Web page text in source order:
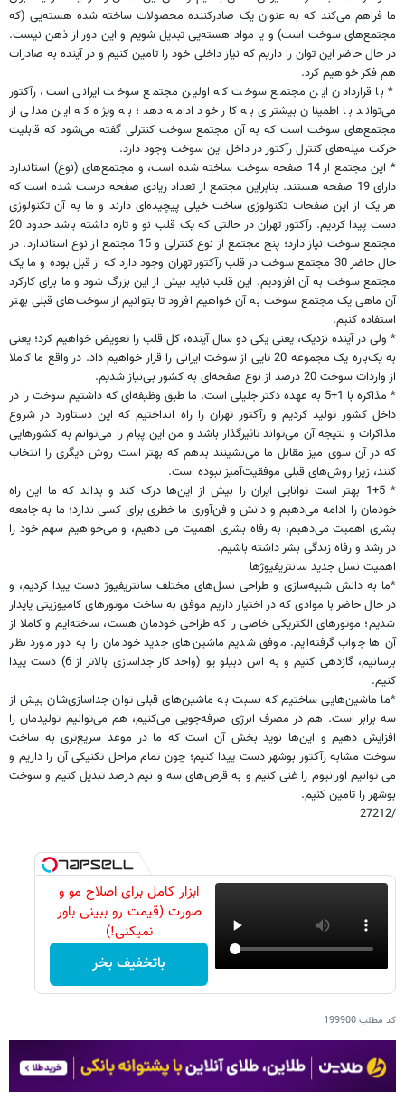
ما فراهم می‌کند که به عنوان یک صادرکننده محصولات ساخته شده هسته‌یی (که
مجتمع‌های سوخت است) و یا مواد هسته‌یی تبدیل شویم و این دور از ذهن نیست.
در حال حاضر این توان را داریم که نیاز داخلی خود را تامین کنیم و در آینده به صادرات
هم فکر خواهیم کرد.
* با قراردادن این مجتمع سوخت که اولین مجتمع سوخت ایرانی است، رآکتور
می‌تواند با اطمینان بیشتری به کار خود ادامه دهد؛ به ویژه که این مدلی از
مجتمع‌های سوخت است که به آن مجتمع سوخت کنترلی گفته می‌شود که قابلیت
حرکت میله‌های کنترل رآکتور در داخل این سوخت وجود دارد.
* این مجتمع از 14 صفحه سوخت ساخته شده است، و مجتمع‌های (نوع) استاندارد
دارای 19 صفحه هستند. بنابراین مجتمع از تعداد زیادی صفحه درست شده است که
هر یک از این صفحات تکنولوژی ساخت خیلی پیچیده‌ای دارند و ما به آن تکنولوژی
دست پیدا کردیم. رآکتور تهران در حالتی که یک قلب نو و تازه داشته باشد حدود 20
مجتمع سوخت نیاز دارد؛ پنج مجتمع از نوع کنترلی و 15 مجتمع از نوع استاندارد. در
حال حاضر 30 مجتمع سوخت در قلب رآکتور تهران وجود دارد که از قبل بوده و ما یک
مجتمع سوخت به آن افزودیم. این قلب نباید بیش از این بزرگ شود و ما برای کارکرد
آن ماهی یک مجتمع سوخت به آن خواهیم افزود تا بتوانیم از سوخت‌های قبلی بهتر
استفاده کنیم.
* ولی در آینده نزدیک، یعنی یکی دو سال آینده، کل قلب را تعویض خواهیم کرد؛ یعنی
به یک‌باره یک مجموعه 20 تایی از سوخت ایرانی را قرار خواهیم داد. در واقع ما کاملا
از واردات سوخت 20 درصد از نوع صفحه‌ای به کشور بی‌نیاز شدیم.
* مذاکره با 1+5 به عهده دکتر جلیلی است. ما طبق وظیفه‌ای که داشتیم سوخت را در
داخل کشور تولید کردیم و رآکتور تهران را راه انداختیم که این دستاورد در شروع
مذاکرات و نتیجه آن می‌تواند تاثیرگذار باشد و من این پیام را می‌توانم به کشورهایی
که در آن سوی میز مقابل ما می‌نشینند بدهم که بهتر است روش دیگری را انتخاب
کنند، زیرا روش‌های قبلی موفقیت‌آمیز نبوده است.
* 1+5 بهتر است توانایی ایران را بیش از این‌ها درک کند و بداند که ما این راه
خودمان را ادامه می‌دهیم و دانش و فن‌آوری ما خطری برای کسی ندارد؛ ما به جامعه
بشری اهمیت می‌دهیم، به رفاه بشری اهمیت می دهیم، و می‌خواهیم سهم خود را
در رشد و رفاه زندگی بشر داشته باشیم.
اهمیت نسل جدید سانتریفیوژها
*ما به دانش شبیه‌سازی و طراحی نسل‌های مختلف سانتریفیوژ دست پیدا کردیم، و
در حال حاضر با موادی که در اختیار داریم موفق به ساخت موتورهای کامپوزیتی پایدار
شدیم؛ موتورهای الکتریکی خاصی را که طراحی خودمان هست، ساخته‌ایم و کاملا از
آن ها جواب گرفته‌ایم. موفق شدیم ماشین‌های جدید خودمان را به دور مورد نظر
برسانیم، گازدهی کنیم و به اس دبیلو یو (واحد کار جداسازی بالاتر از 6) دست پیدا
کنیم.
*ما ماشین‌هایی ساختیم که نسبت به ماشین‌های قبلی توان جداسازی‌شان بیش از
سه برابر است. هم در مصرف انرژی صرفه‌جویی می‌کنیم، هم می‌توانیم تولیدمان را
افزایش دهیم و این‌ها نوید بخش آن است که ما در موعد سریع‌تری به ساخت
سوخت مشابه رآکتور بوشهر دست پیدا کنیم؛ چون تمام مراحل تکنیکی آن را داریم و
می توانیم اورانیوم را غنی کنیم و به قرص‌های سه و نیم درصد تبدیل کنیم و سوخت
بوشهر را تامین کنیم.
/27212
ابزار کامل برای اصلاح مو و
صورت (قیمت رو ببینی باور
نمیکنی!)
باتخفیف بخر
کد مطلب199900